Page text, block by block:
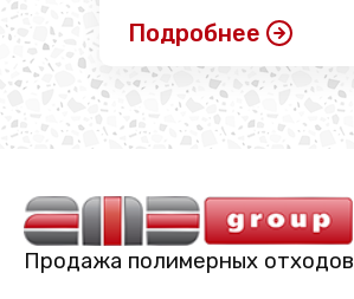
Подробнее
Продажа полимерных отходов